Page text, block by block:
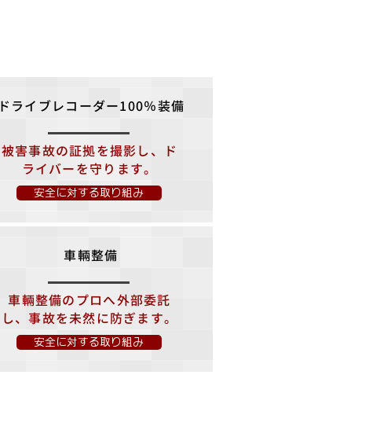
ドライブレコーダー100％装備
​被害事故の証拠を撮影し、ド
ライバーを守ります。
安全に対する取り組み
車輛整備
車輛整備のプロへ外部委託
し、事故を未然に防ぎます。
安全に対する取り組み